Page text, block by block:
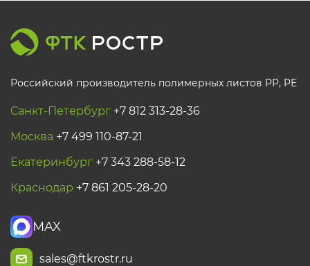
Российский производитель полимерных листов РР, PE
Санкт-Петербург +7 812 313-28-36
Москва +7 499 110-87-21
Екатеринбург +7 343 288-58-12
Краснодар +7 861 205-28-20
MAX
sales@ftkrostr.ru